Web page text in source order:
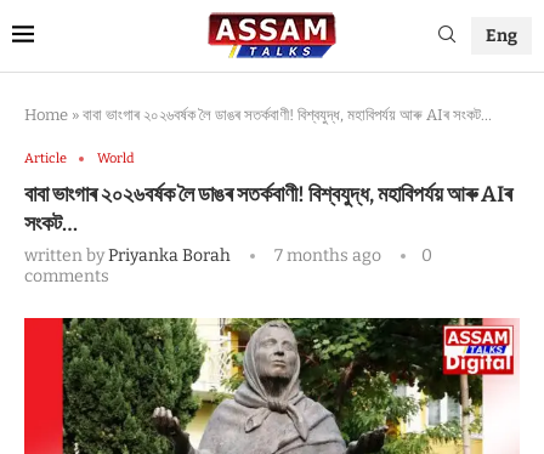
Eng
Home » বাবা ভাংগাৰ ২০২৬বৰ্ষক লৈ ডাঙৰ সতর্কবাণী! বিশ্বযুদ্ধ, মহাবিপর্যয় আৰু AIৰ সংকট…
Article World
বাবা ভাংগাৰ ২০২৬বৰ্ষক লৈ ডাঙৰ সতর্কবাণী! বিশ্বযুদ্ধ, মহাবিপর্যয় আৰু AIৰ
সংকট…
written byPriyanka Borah 7 months ago
0
comments